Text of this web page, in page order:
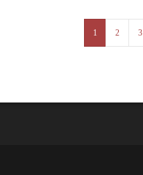
1 2 3